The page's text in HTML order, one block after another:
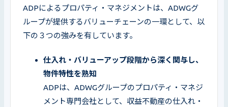
ADPによるプロパティ・マネジメントは、ADWGグ
ループが提供するバリューチェーンの一環として、以
下の３つの強みを有しています。
仕入れ・バリューアップ段階から深く関与し、
ADPは、ADWGグループのプロパティ・マネジ
メント専門会社として、収益不動産の仕入れ・